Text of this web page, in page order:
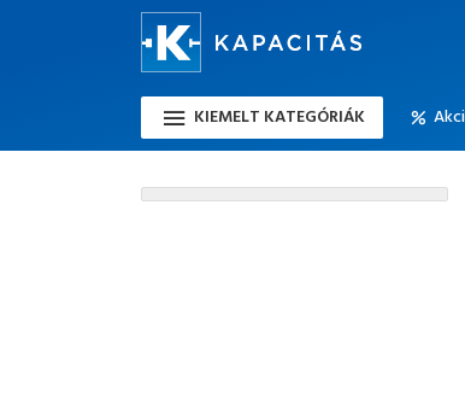
KIEMELT KATEGÓRIÁK